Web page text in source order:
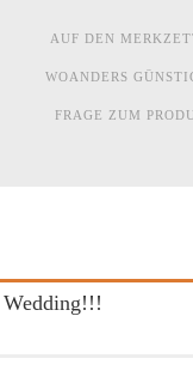
AUF DEN
WOANDERS
FRAGE ZUM